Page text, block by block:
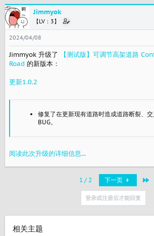
Jimmyok
【LV：3】
2024/04/08
Jimmyok 升级了
【测试版】可调节高架道路
Road 的新版本：
更新1.0.2
修复了在更新现有道路时造成道路断裂、
BUG。
阅读此次升级的详细信息...
1 / 2 下一页
登录或注册后才能回复
相关主题